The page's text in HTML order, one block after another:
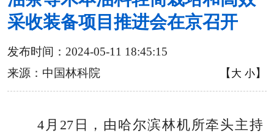
采收装备项目推进会在京召开
发布时间：2024-05-11 18:45:15
来源：中国林科院
【 大 小】
4月27日，由哈尔滨林机所牵头主持